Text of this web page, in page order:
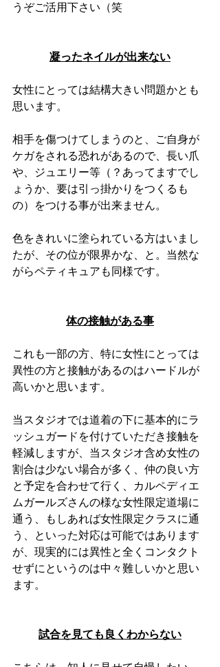
うぞご活用下さい（笑
凝ったネイルが出来ない
女性にとっては結構大きい問題かとも
思います。
相手を傷つけてしまうのと、ご自身が
ケガをされる恐れがあるので、長い爪
や、ジュエリー等（？あってますでし
ょうか、要は引っ掛かりをつくるも
の）をつける事が出来ません。
色をきれいに塗られている方はいまし
たが、その位が限界かな、と。当然な
がらペティキュアも同様です。
体の接触がある事
これも一部の方、特に女性にとっては
異性の方と接触があるのはハードルが
高いかと思います。
当スタジオでは道着の下に基本的にラ
ッシュガードを付けていただき接触を
軽減しますが、当スタジオ含め女性の
割合は少ない場合が多く、仲の良い方
と予定を合わせて行く、カルペディエ
ムガールズさんの様な女性限定道場に
通う、もしあれば女性限定クラスに通
う、といった対応は可能ではあります
が、現実的には異性と全くコンタクト
せずにというのは中々難しいかと思い
ます。
試合を見ても良くわからない